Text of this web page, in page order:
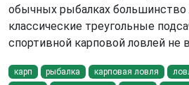
обычных рыбалках большинство
классические треугольные
спортивной карповой ловлей не
карп рыбалка карповая ловля